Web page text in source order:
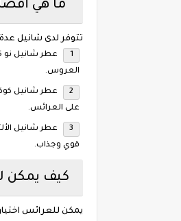
ما هي
تتوفر لدى شانيل
العروس.
عطر شانيل
على العرائس.
عطر شانيل
قوي وجذاب.
كيف يمكن
يمكن للعرائس